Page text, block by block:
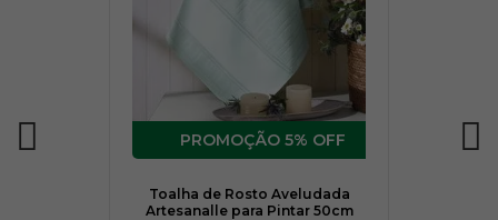
5% OFF
Toalha de Rosto Aveludada
Artesanalle para Pintar 50cm